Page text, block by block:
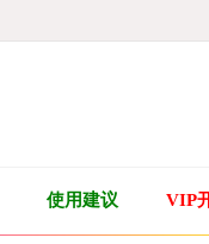
使用建议 VIP